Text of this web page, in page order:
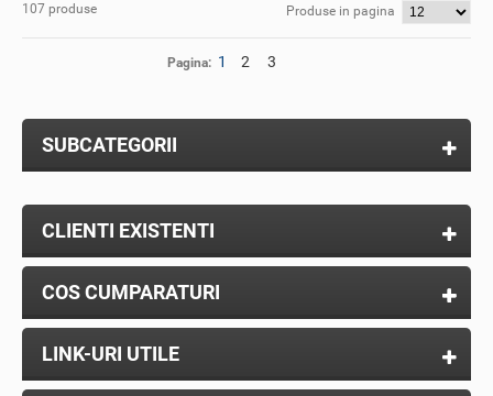
107 produse Produse in pagina
Pagina: 1 2 3
SUBCATEGORII
CLIENTI EXISTENTI
COS CUMPARATURI
LINK-URI UTILE